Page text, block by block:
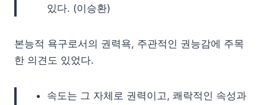
있다. (이승환)
본능적 욕구로서의 권력욕, 주관적인 권능감에 주목
한 의견도 있었다.
속도는 그 자체로 권력이고, 쾌락적인 속성과